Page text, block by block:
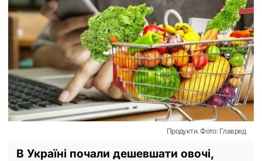
Продукти. Фото: Главред
В Україні почали дешевшати овочі,